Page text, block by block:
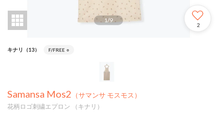
1/9
2
キナリ（13） F/FREE ○
Samansa Mos2 （サマンサ モスモス）
花柄ロゴ刺繍エプロン （キナリ）